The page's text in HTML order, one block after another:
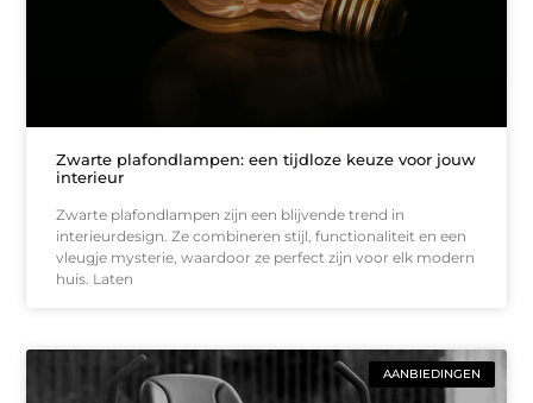
Zwarte plafondlampen: een tijdloze keuze voor jouw
interieur
Zwarte plafondlampen zijn een blijvende trend in
interieurdesign. Ze combineren stijl, functionaliteit en een
vleugje mysterie, waardoor ze perfect zijn voor elk modern
huis. Laten
AANBIEDINGEN